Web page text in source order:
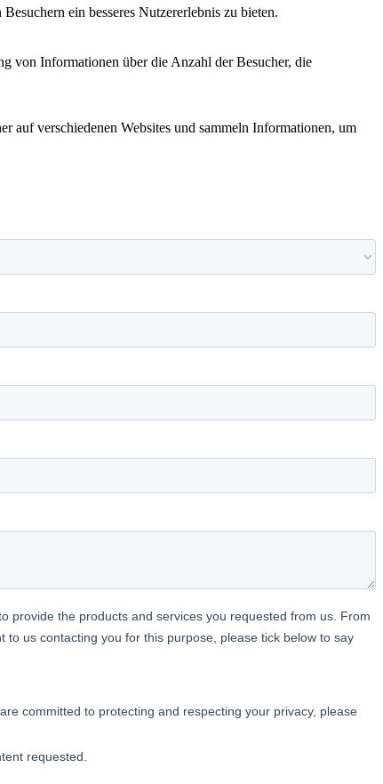
ein besseres Nutzererlebnis zu bieten.
von Informationen über die Anzahl der Besucher, die
auf verschiedenen Websites und sammeln Informationen, um